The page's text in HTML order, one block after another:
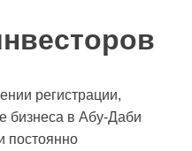
регистрации,
бизнеса в Абу‑Даби
постоянно